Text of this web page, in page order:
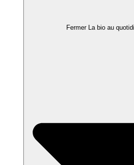
Fermer La bio au